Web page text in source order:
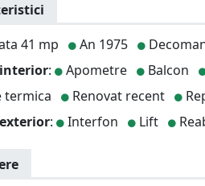
41 mp
An 1975
: Apometre Balcon
termica
Renovat recent
: Interfon Lift